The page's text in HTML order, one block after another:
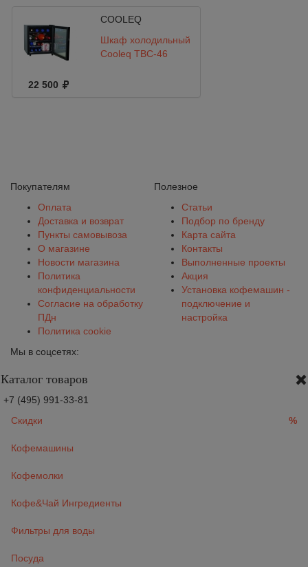
COOLEQ
Шкаф холодильный
Cooleq TBC-46
22 500
Покупателям
Оплата
Доставка и возврат
Пункты самовывоза
О магазине
Новости магазина
Политика
конфиденциальности
Согласие на обработку
ПДн
Политика cookie
Полезное
Статьи
Подбор по бренду
Карта сайта
Контакты
Выполненные проекты
Акция
Установка кофемашин -
подключение и
настройка
Мы в соцсетях:
Каталог товаров
+7 (495) 991-33-81
Скидки
%
Кофемашины
Кофемолки
Кофе&Чай Ингредиенты
Фильтры для воды
Посуда